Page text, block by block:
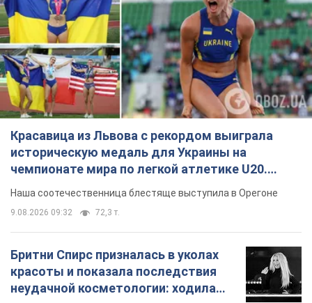
Красавица из Львова с рекордом выиграла
историческую медаль для Украины на
чемпионате мира по легкой атлетике U20.
Видео
Наша соотечественница блестяще выступила в Орегоне
9.08.2026 09:32 72,3 т.
Бритни Спирс призналась в уколах
красоты и показала последствия
неудачной косметологии: ходила